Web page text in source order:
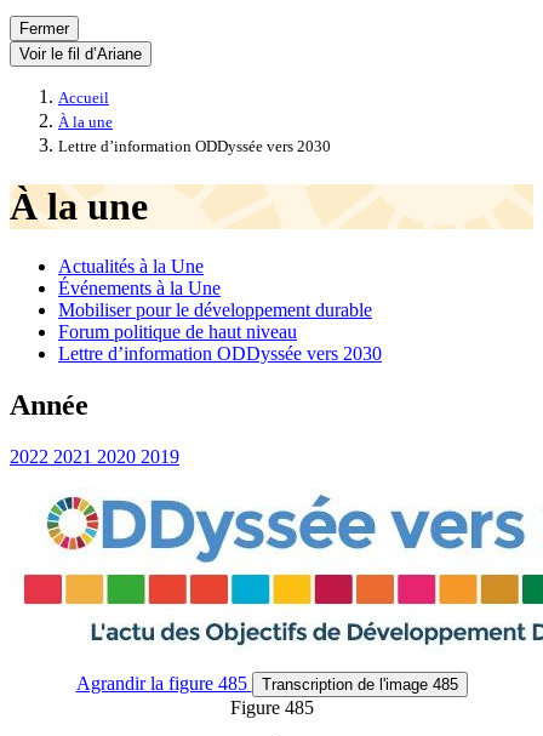
Fermer
Voir le fil d’Ariane
Accueil
À la une
Lettre d’information ODDyssée vers 2030
À la une
Actualités à la Une
Événements à la Une
Mobiliser pour le développement durable
Forum politique de haut niveau
Lettre d’information ODDyssée vers 2030
Année
2022 2021 2020 2019
Agrandirla figure 485 Transcription de l'image 485
Figure 485